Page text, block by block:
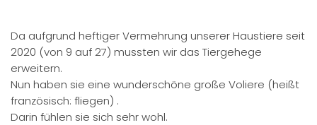
Da aufgrund heftiger Vermehrung unserer Haustiere seit
2020 (von 9 auf 27) mussten wir das Tiergehege
erweitern.
Nun haben sie eine wunderschöne große Voliere (heißt
französisch: fliegen) .
Darin fühlen sie sich sehr wohl.